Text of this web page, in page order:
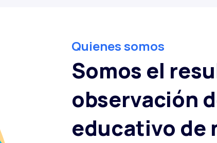
Quienes somos
Somos el
observación
educativo de